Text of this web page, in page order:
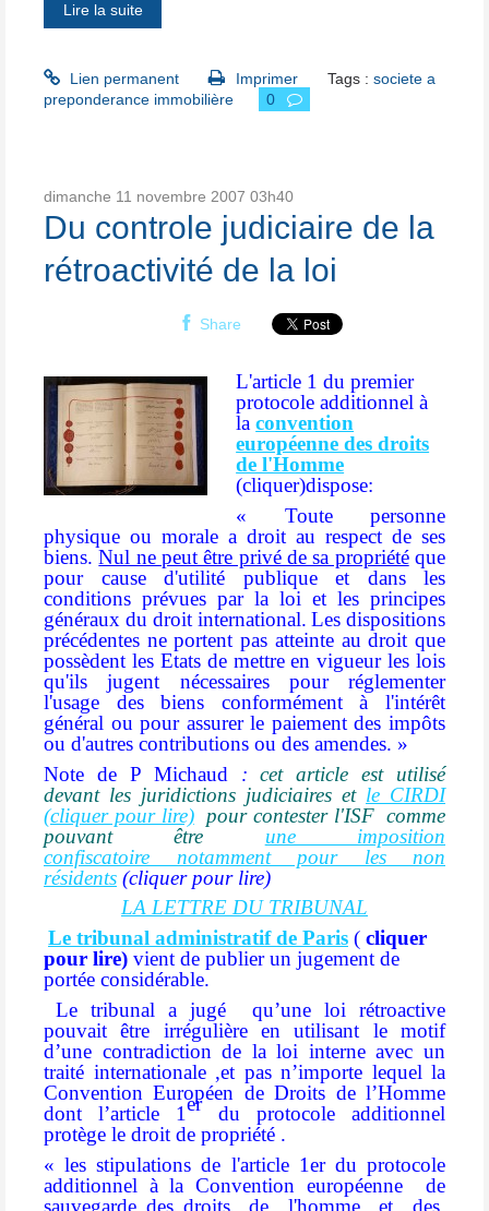
Lire la suite
Lien permanent Imprimer Tags : societe a
preponderance immobilière
0
dimanche 11 novembre 2007 03h40
Du controle judiciaire de la
rétroactivité de la loi
Share
L'article 1 du premier
protocole additionnel à
laconvention
européenne des droits
de l'Homme
(cliquer)dispose:
« Toute personne
physique ou morale a droit au respect de ses
biens.Nul ne peut être privé de sa propriétéque
pour cause d'utilité publique et dans les
conditions prévues par la loi et les principes
généraux du droit international. Les dispositions
précédentes ne portent pas atteinte au droit que
possèdent les Etats de mettre en vigueur les lois
qu'ils jugent nécessaires pour réglementer
l'usage des biens conformément à l'intérêt
général ou pour assurer le paiement des impôts
ou d'autres contributions ou des amendes. »
Note de P Michaud :cet article est utilisé
devant les juridictions judiciaires et le CIRDI
(cliquer pour lire)pour contester l'ISF comme
pouvant être une imposition
confiscatoire notamment pour les non
résidents (cliquer pour lire)
LA LETTRE DU TRIBUNAL
Le tribunal administratif de Paris ( cliquer
pour lire) vient de publier un jugement de
portée considérable.
Le tribunal a jugé
qu’une loi rétroactive
pouvait être irrégulièreen utilisant le motif
d’une contradiction de la loi interne avec un
traité internationale ,et pas n’importe lequel la
Convention Européen de Droits de l’Homme
dont l’article 1er du protocole additionnel
protège le droit de propriété .
« les stipulations de l'article 1er du protocole
additionnel à la Convention européenne
de
sauvegarde des droits
de l'homme et
des